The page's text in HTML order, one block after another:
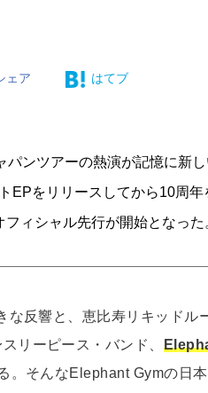
ェア はてブ
ンツアーの熱演が記憶に新
EPをリリースしてから10周
ィシャル先行が開始となった
な反響と、恵比寿リキッドル
リーピース・バンド、
。そんなElephant Gymの日